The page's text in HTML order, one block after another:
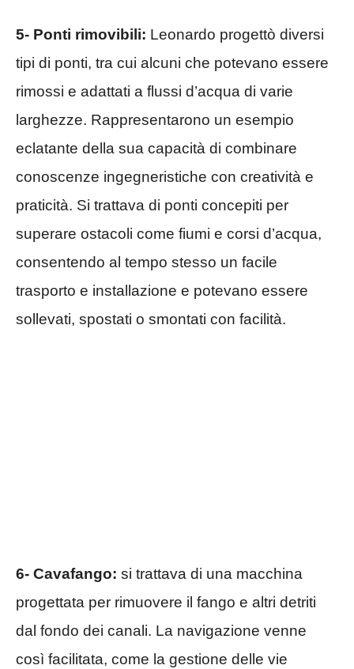
5- Ponti rimovibili: Leonardo progettò diversi
tipi di ponti, tra cui alcuni che potevano essere
rimossi e adattati a flussi d’acqua di varie
larghezze. Rappresentarono un esempio
eclatante della sua capacità di combinare
conoscenze ingegneristiche con creatività e
praticità. Si trattava di ponti concepiti per
superare ostacoli come fiumi e corsi d’acqua,
consentendo al tempo stesso un facile
trasporto e installazione e potevano essere
sollevati, spostati o smontati con facilità.
6- Cavafango: si trattava di una macchina
progettata per rimuovere il fango e altri detriti
dal fondo dei canali. La navigazione venne
così facilitata, come la gestione delle vie